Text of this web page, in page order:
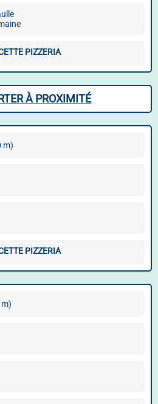
PIZZERIA
À PROXIMITÉ
m)
PIZZERIA